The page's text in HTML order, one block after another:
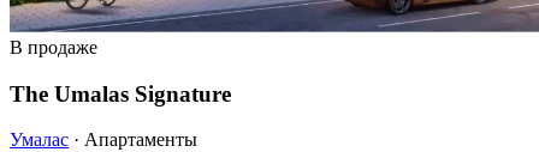
В продаже
The Umalas Signature
Умалас · Апартаменты